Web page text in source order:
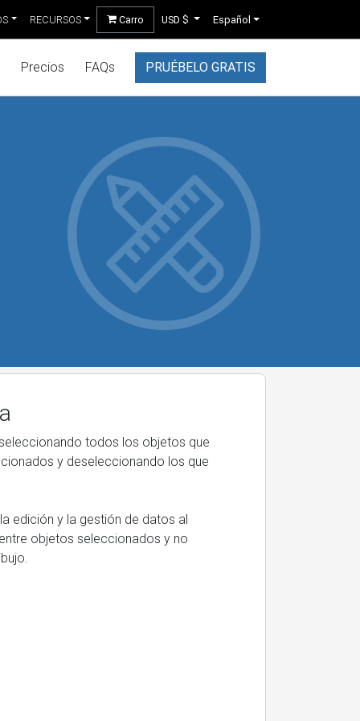
RECURSOS Carro USD $ Español
Precios FAQs PRUÉBELO GRATIS
todos los objetos que
y deseleccionando los que
edición y la gestión de datos al
objetos seleccionados y no